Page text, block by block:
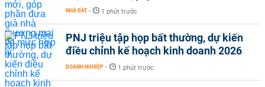
NHÀ ĐẤT - 1 phút trước
PNJ triệu tập họp bất thường, dự kiến
điều chỉnh kế hoạch kinh doanh 2026
DOANH NGHIỆP - 1 phút trước